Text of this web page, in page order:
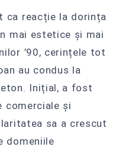
ca reacție la dorința
mai estetice și mai
’90, cerințele tot
au condus la
Inițial, a fost
comerciale și
sa a crescut
domeniile